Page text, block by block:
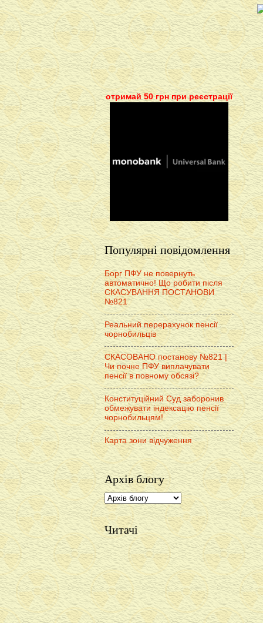
отримай 50 грн при реєстрації
Популярні повідомлення
Борг ПФУ не повернуть
автоматично! Що робити після
СКАСУВАННЯ ПОСТАНОВИ
№821
Реальний перерахунок пенсії
чорнобильців
СКАСОВАНО постанову №821 |
Чи почне ПФУ виплачувати
пенсії в повному обсязі?
Конституційний Суд заборонив
обмежувати індексацію пенсії
чорнобильцям!
Карта зони відчуження
Архів блогу
Читачі